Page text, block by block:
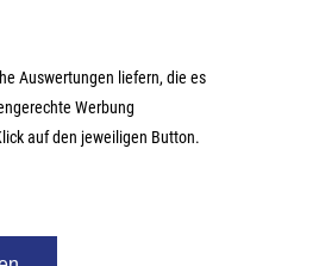
Auswertungen liefern, die es
Werbung
auf den jeweiligen Button.